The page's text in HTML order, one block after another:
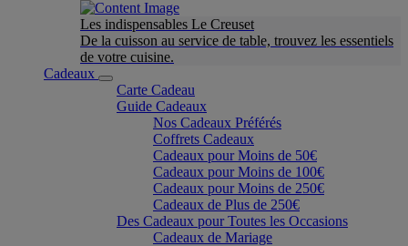
Les indispensables Le Creuset
De la cuisson au service de table, trouvez les essentiels
de votre cuisine.
Cadeaux
Carte Cadeau
Guide Cadeaux
Nos Cadeaux Préférés
Coffrets Cadeaux
Cadeaux pour Moins de 50€
Cadeaux pour Moins de 100€
Cadeaux pour Moins de 250€
Cadeaux de Plus de 250€
Des Cadeaux pour Toutes les Occasions
Cadeaux de Mariage